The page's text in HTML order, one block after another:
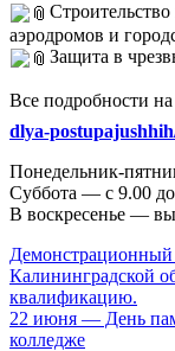
аэродромов и
Защита в
Все подробности на
dlya-
Понедельник-
Суббота — с 9.00
В воскресенье —
Навигация
по
записям
Демонстрационный
Калининградской
квалификацию.
22 июня — День
колледже